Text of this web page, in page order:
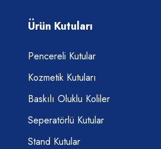
Ürün Kutuları
Pencereli Kutular
Kozmetik Kutuları
Baskılı Oluklu Koliler
Seperatörlü Kutular
Stand Kutular